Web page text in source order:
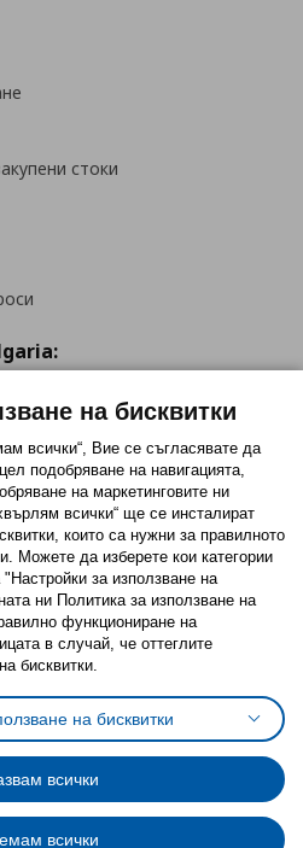
стоки
Instagram
на бисквитки (Cookies)
използване на бисквитки
Обща политика за личните данни
личните данни на ikea.bg
програма IKEA Family
данни на програма IKEA Family
на бисквитки
всички“, Вие се съгласявате да
подобряване на навигацията,
на маркетинговите ни
всички“ ще се инсталират
които са нужни за правилното
Можете да изберете кои категории
за използване на
ни Политика за използване на
функциониране на
в случай, че оттеглите
бисквитки.
на бисквитки
всички
всички